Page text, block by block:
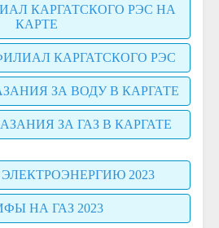
КАРГАТСКОГО РЭС НА
КАРТЕ
КАРГАТСКОГО РЭС
ЗА ВОДУ В КАРГАТЕ
ЗА ГАЗ В КАРГАТЕ
2023
НА ГАЗ 2023